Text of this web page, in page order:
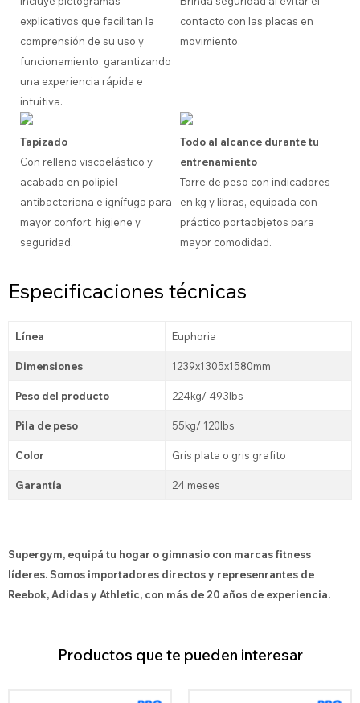
explicativos que facilitan la
comprensión de su uso y
funcionamiento, garantizando
una experiencia rápida e
intuitiva.
contacto con las placas en
movimiento.
Tapizado
Con relleno viscoelástico y
acabado en polipiel
antibacteriana e ignífuga para
mayor confort, higiene y
seguridad.
Todo al alcance durante tu
entrenamiento
Torre de peso con indicadores
en kg y libras, equipada con
práctico portaobjetos para
mayor comodidad.
Especificaciones técnicas
Línea Euphoria
Dimensiones 1239x1305x1580mm
Peso del producto 224kg/ 493lbs
Pila de peso 55kg/ 120lbs
Color Gris plata o gris grafito
Garantía 24 meses
Supergym, equipá tu hogar o gimnasio con marcas fitness
líderes. Somos importadores directos y represenrantes de
Reebok, Adidas y Athletic, con más de 20 años de experiencia.
Productos que te pueden interesar